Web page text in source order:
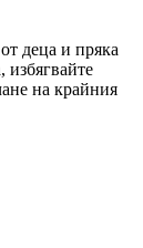
деца и пряка
избягвайте
на крайния